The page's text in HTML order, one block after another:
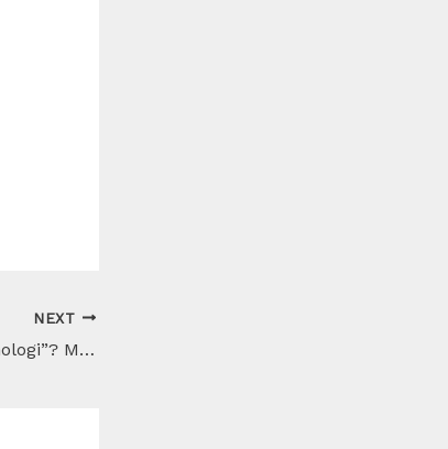
NEXT
Apa Arti Kata “Epistemologi”? Memahami Definisi dan Konteksnya